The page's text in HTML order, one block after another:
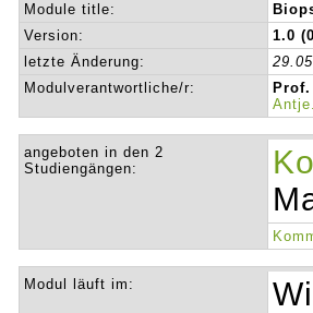
Module title:
Version:
1.0
letzte Änderung:
Modulverantwortliche/r:
angeboten in den 2
Studiengängen:
Modul läuft im: